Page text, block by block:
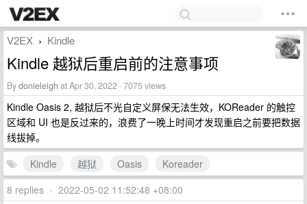
V2EX › Kindle
Kindle 越狱后重启前的注意事项
Bydonieleigh at Apr 30, 2022 · 7075 views
Kindle Oasis 2, 越狱后不光自定义屏保无法生效，KOReader 的触控
区域和 UI 也是反过来的，浪费了一晚上时间才发现重启之前要把数据
线拔掉。
Kindle
越狱 Oasis
Koreader
8 replies • 2022-05-02 11:52:48 +08:00